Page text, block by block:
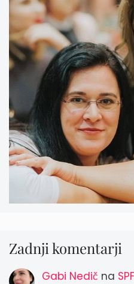
Zadnji komentarji
Gabi Nedič na